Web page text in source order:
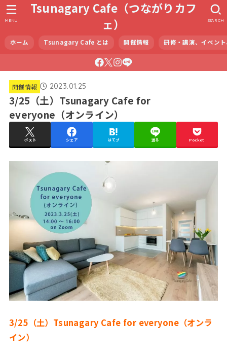
Tsunagary Cafe（つながりカフ
ェ）
ホーム Tsunagary Cafe とは 開催情報 研修・講演、イベン
SEARCH
MENU
開催情報 2023.01.25
3/25（土）Tsunagary Cafe for
everyone（オンライン）
ポスト シェア はてブ 送る Pocket
3/25（土）Tsunagary Cafe for everyone（オンラ
イン）